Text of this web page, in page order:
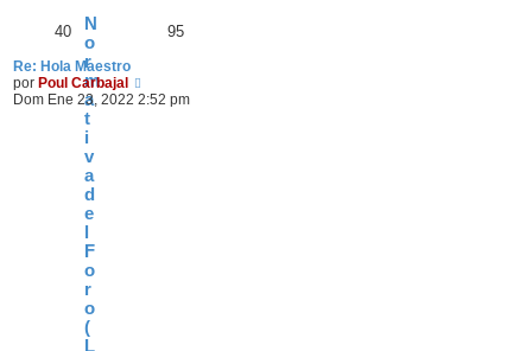
N
o
r
m
a
t
i
v
a
d
e
F
o
r
o
(
L
40 95
Re: Hola Maestro
por Poul Carbajal
e
Dom Ene 23, 2022 2:52 pm